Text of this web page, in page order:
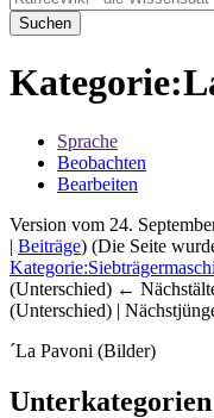
Suchen
Sprache
Beobachten
Bearbeiten
Version vom 24.
| Beiträge) (Die Seite
(Unterschied) ←
(Unterschied) |
´La Pavoni (Bilder)
Unterkategorien